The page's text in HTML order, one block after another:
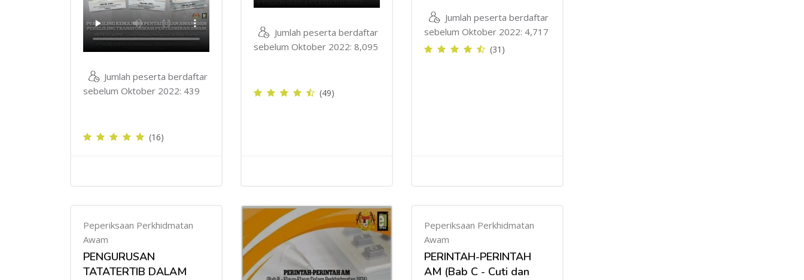
Jumlah peserta berdaftar
sebelum Oktober 2022: 439
(16)
Jumlah peserta berdaftar
sebelum Oktober 2022: 8,095
(49)
Jumlah peserta berdaftar
sebelum Oktober 2022: 4,717
(31)
Peperiksaan Perkhidmatan
Awam
PENGURUSAN
TATATERTIB DALAM
Peperiksaan Perkhidmatan
Awam
PERINTAH-PERINTAH
AM (Bab C - Cuti dan